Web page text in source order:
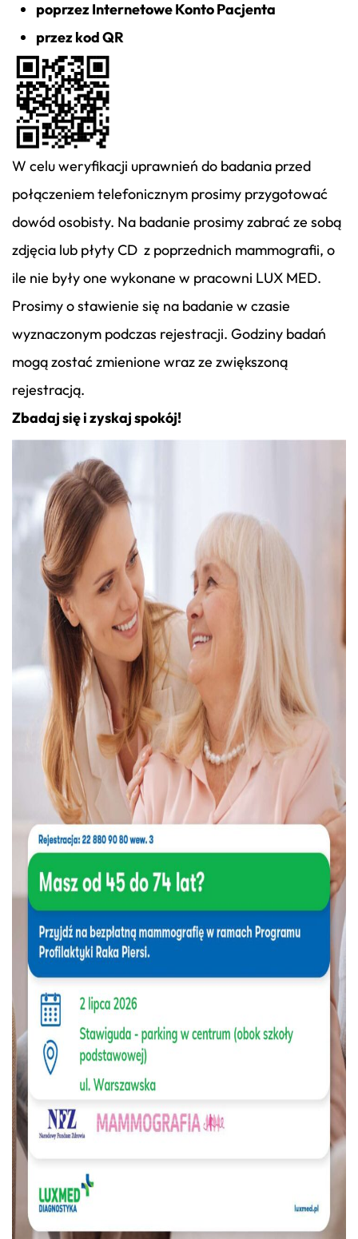
poprzez Internetowe Konto Pacjenta
przez kod QR
W celu weryfikacji uprawnień do badania przed
połączeniem telefonicznym prosimy przygotować
dowód osobisty. Na badanie prosimy zabrać ze sobą
zdjęcia lub płyty CD z poprzednich mammografii, o
ile nie były one wykonane w pracowni LUX MED.
Prosimy o stawienie się na badanie w czasie
wyznaczonym podczas rejestracji. Godziny badań
mogą zostać zmienione wraz ze zwiększoną
rejestracją.
Zbadaj się i zyskaj spokój!